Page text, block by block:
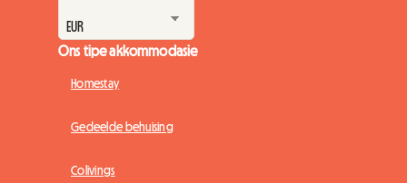
Ons tipe akkommodasie
Homestay
Gedeelde behuising
Colivings